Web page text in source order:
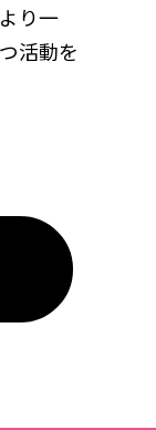
り一
活動を